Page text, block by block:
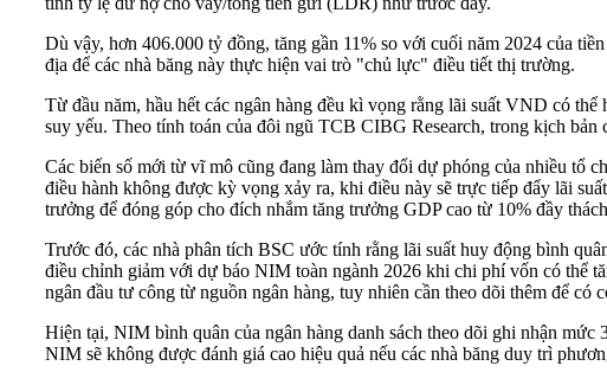
Dù vậy, hơn 406.000 tỷ đồng, tăng gần 11% so với cuối năm 2024 của
địa để các nhà băng này thực hiện vai trò "chủ lực" điều tiết thị trường.
Từ đầu năm, hầu hết các ngân hàng đều kì vọng rằng lãi suất VND có
suy yếu. Theo tính toán của đôi ngũ TCB CIBG Research, trong kịch
Các biến số mới từ vĩ mô cũng đang làm thay đổi dự phóng của nhiều tổ
điều hành không được kỳ vọng xảy ra, khi điều này sẽ trực tiếp đẩy lãi
trưởng để đóng góp cho đích nhắm tăng trưởng GDP cao từ 10% đầy
Trước đó, các nhà phân tích BSC ước tính rằng lãi suất huy động bình
điều chỉnh giảm với dự báo NIM toàn ngành 2026 khi chi phí vốn có thể
ngân đầu tư công từ nguồn ngân hàng, tuy nhiên cần theo dõi thêm để có
Hiện tại, NIM bình quân của ngân hàng danh sách theo dõi ghi nhận
NIM sẽ không được đánh giá cao hiệu quả nếu các nhà băng duy trì